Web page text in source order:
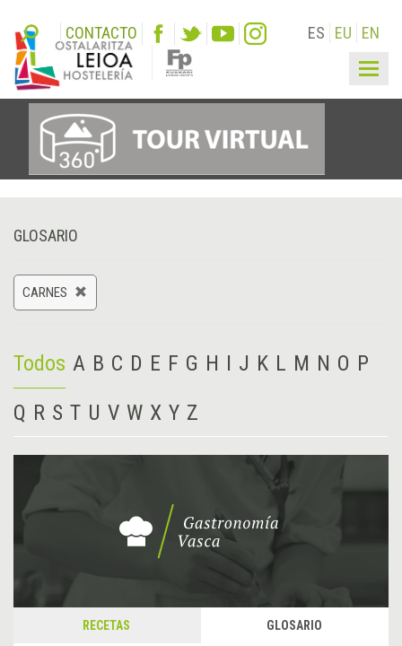
CONTACTO ES EU EN
GLOSARIO
CARNES
Todos A B C D E F G H I J K L M N O P
Q R S T U V W X Y Z
RECETAS GLOSARIO